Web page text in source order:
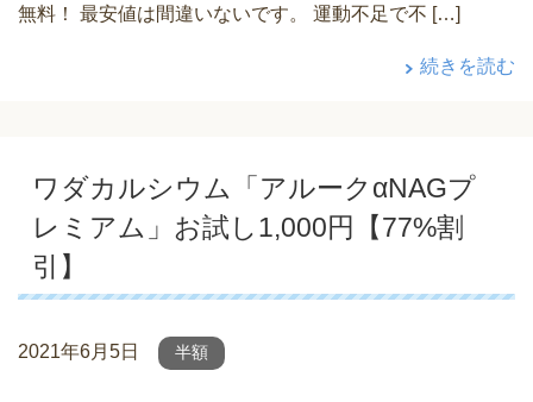
無料！ 最安値は間違いないです。 運動不足で不 […]
続きを読む
ワダカルシウム「アルークαNAGプ
レミアム」お試し1,000円【77%割
引】
2021年6月5日 半額